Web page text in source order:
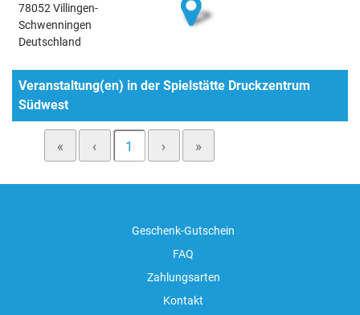
78052 Villingen-
Schwenningen
Deutschland
Veranstaltung(en) in der Spielstätte Druckzentrum
Südwest
« ‹ 1 › »
Geschenk-Gutschein
FAQ
Zahlungsarten
Kontakt